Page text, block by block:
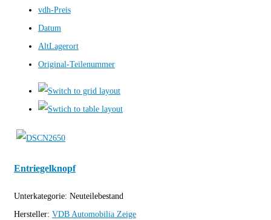
vdh-Preis
Datum
AltLagerort
Original-Teilenummer
Entriegelknopf
Unterkategorie: Neuteilebestand
Hersteller: VDB Automobilia Zeige